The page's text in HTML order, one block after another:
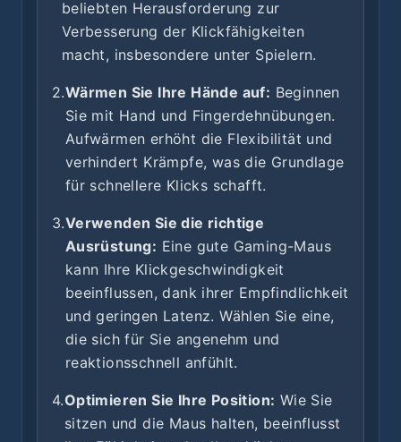
beliebten Herausforderung zur
Verbesserung der Klickfähigkeiten
macht, insbesondere unter Spielern.
2.Wärmen Sie Ihre Hände auf: Beginnen
Sie mit Hand und Fingerdehnübungen.
Aufwärmen erhöht die Flexibilität und
verhindert Krämpfe, was die Grundlage
für schnellere Klicks schafft.
3.Verwenden Sie die richtige
Ausrüstung: Eine gute Gaming-Maus
kann Ihre Klickgeschwindigkeit
beeinflussen, dank ihrer Empfindlichkeit
und geringen Latenz. Wählen Sie eine,
die sich für Sie angenehm und
reaktionsschnell anfühlt.
4.Optimieren Sie Ihre Position: Wie Sie
sitzen und die Maus halten, beeinflusst